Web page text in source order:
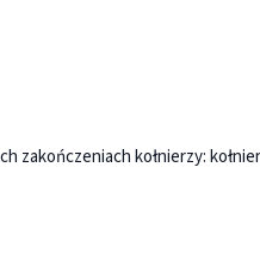
kołnierzy: